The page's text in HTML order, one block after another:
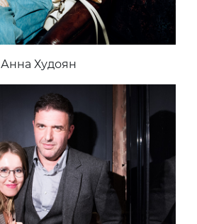
Анна Худоян